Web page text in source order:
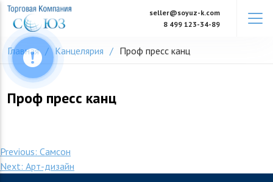
Skip
content
seller@soyuz-k.com
8 499 123-34-89
Главная Канцелярия Проф пресс канц
Проф пресс канц
Навигация
по
Previous: Самсон
Next: Арт-дизайн